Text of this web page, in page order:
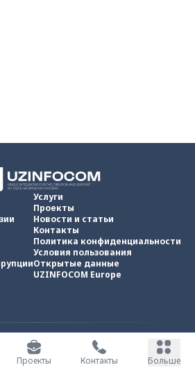
Услуги
Проекты
Новости и статьи
Контакты
Политика конфиденциальности
Условия пользования
Открытые данные
UZINFOCOM Europe
- 2026
Все права защищены
Проекты Контакты Больше